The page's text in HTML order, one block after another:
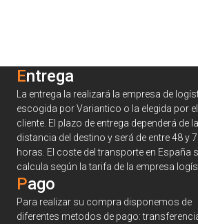
Entrega
La entrega la realizará la empresa de
escogida por Variantico o la elegida por el
cliente. El plazo de entrega dependerá de la
distancia del destino y será de entre 48 y
horas. El coste del transporte en España
calcula según la tarifa de la empresa
Pago
Para realizar su compra disponemos de
diferentes metodos de pago: